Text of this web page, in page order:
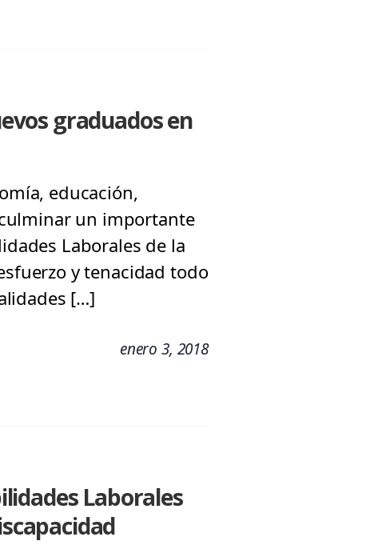
graduados en
educación,
un importante
Laborales de la
y tenacidad todo
[…]
enero 3, 2018
Laborales